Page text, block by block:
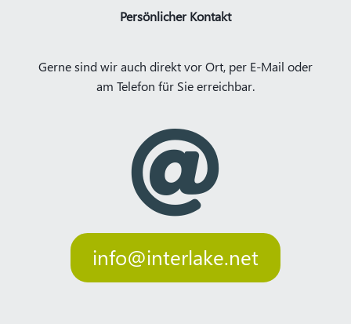
Persönlicher Kontakt
Gerne sind wir auch direkt vor Ort, per E-Mail oder
am Telefon für Sie erreichbar.

info@interlake.net